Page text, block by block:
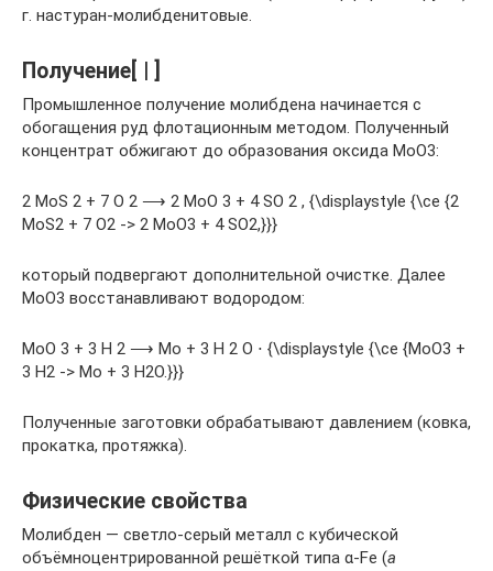
г. настуран-молибденитовые.
Получение[ | ]
Промышленное получение молибдена начинается с
обогащения руд флотационным методом. Полученный
концентрат обжигают до образования оксида МоО3:
2 MoS 2 + 7 O 2 ⟶ 2 MoO 3 + 4 SO 2 , {\displaystyle {\ce {2
MoS2 + 7 O2 -> 2 MoO3 + 4 SO2,}}}
который подвергают дополнительной очистке. Далее
МоО3 восстанавливают водородом:
MoO 3 + 3 H 2 ⟶ Mo + 3 H 2 O ⋅ {\displaystyle {\ce {MoO3 +
3 H2 -> Mo + 3 H2O.}}}
Полученные заготовки обрабатывают давлением (ковка,
прокатка, протяжка).
Физические свойства
Молибден — светло-серый металл с кубической
объёмноцентрированной решёткой типа α-Fe (a